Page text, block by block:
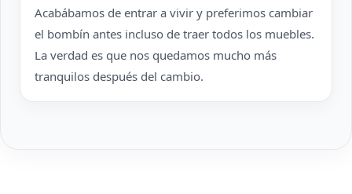
Acabábamos de entrar a vivir y preferimos cambiar
el bombín antes incluso de traer todos los muebles.
La verdad es que nos quedamos mucho más
tranquilos después del cambio.